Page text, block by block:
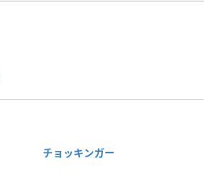
チョッキンガー